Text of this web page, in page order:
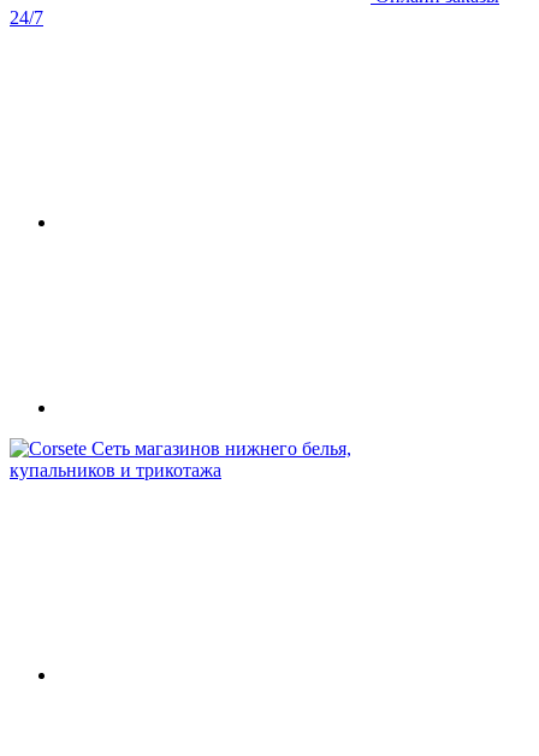
24/7
Сеть магазинов нижнего белья,
купальников и трикотажа